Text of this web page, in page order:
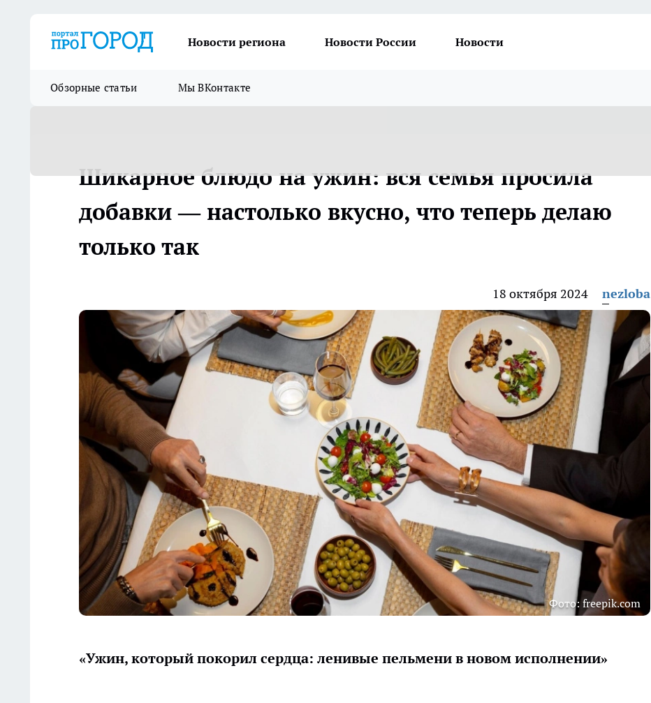
Новости региона Новости России Новости
Обзорные статьи Мы ВКонтакте
Шикарное блюдо на ужин: вся семья просила
добавки — настолько вкусно, что теперь делаю
только так
18 октября 2024 nezloba
Фото: freepik.com
«Ужин, который покорил сердца: ленивые пельмени в новом исполнении»